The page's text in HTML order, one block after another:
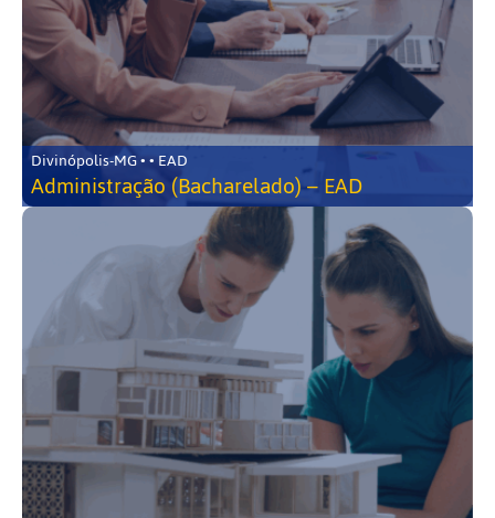
Divinópolis-MG • • EAD
Administração (Bacharelado) – EAD